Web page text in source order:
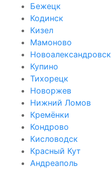
Бежецк
Кодинск
Кизел
Мамоново
Новоалександровск
Купино
Тихорецк
Новоржев
Нижний Ломов
Кремёнки
Кондрово
Кисловодск
Красный Кут
Андреаполь